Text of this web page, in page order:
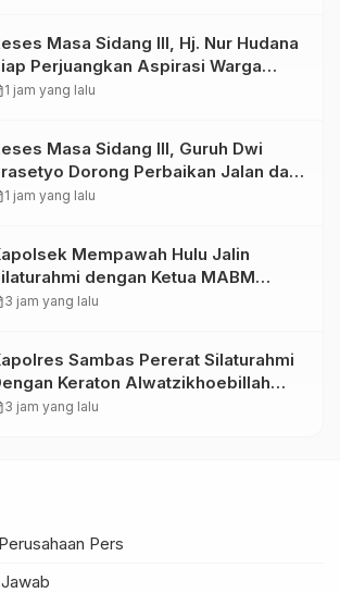
Masa Sidang III, Hj. Nur Hudana
Perjuangkan Aspirasi Warga
di APBD
1 jam yang lalu
Masa Sidang III, Guruh Dwi
Dorong Perbaikan Jalan dan
di Kedopok
1 jam yang lalu
Mempawah Hulu Jalin
dengan Ketua MABM
Mempawah Hulu
3 jam yang lalu
Sambas Pererat Silaturahmi
Keraton Alwatzikhoebillah
Sambas, Perkuat Sinergi
3 jam yang lalu
Pers